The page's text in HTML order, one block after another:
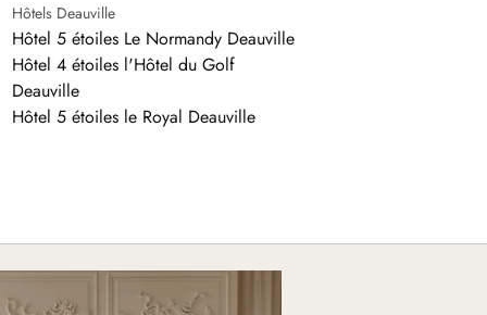
Hôtels Deauville
Hôtel 5 étoiles Le Normandy Deauville
Hôtel 4 étoiles l'Hôtel du Golf
Deauville
Hôtel 5 étoiles le Royal Deauville